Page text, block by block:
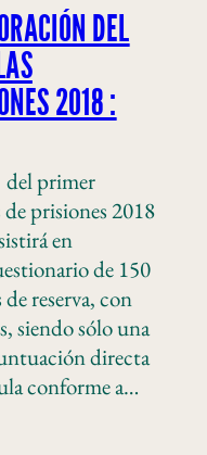
DEL
2018 :
del primer
prisiones 2018
en
de 150
reserva, con
siendo sólo una
directa
conforme a…